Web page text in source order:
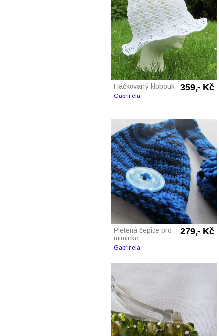
Háčkovaný klobouk 359,- Kč
Gabrinela
Pletená čepice pro
miminko
279,- Kč
Gabrinela